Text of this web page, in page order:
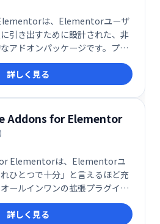
は、Elementorユーザ
引き出すために設計された、非
アドオンパッケージです。プロ
なく、初心者にも扱いやすいイ
思想が特徴で、世界中の
用されています。現在、無料60
のウィジェットが提供されてお
性ともに高い評価を得ていま
詳しく見る
Addons for Elementor
Elementorは、Elementorユ
ひとつで十分」と言えるほど充
ールインワンの拡張プラグイン
以上のウェブデザイナーや制作者
ロレベルのデザインをより短時
詳しく見る